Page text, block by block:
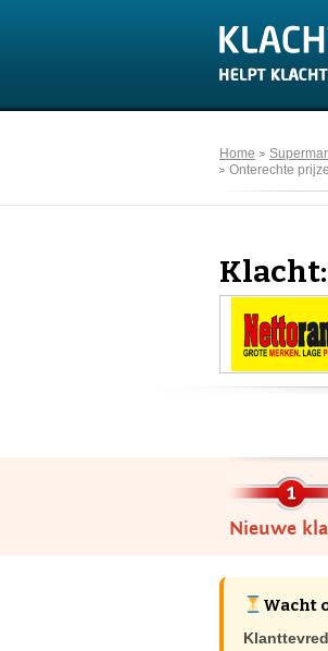
Home
Onterechte
Nieuwe
Wacht